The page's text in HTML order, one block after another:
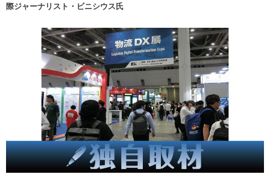
際ジャーナリスト・ビニシウス氏